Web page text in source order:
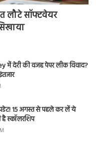
लौटे सॉफ्टवेयर
में देरी की वजह पेपर लीक विवाद?
15 अगस्त से पहले कर लें ये
स्कॉलरशिप